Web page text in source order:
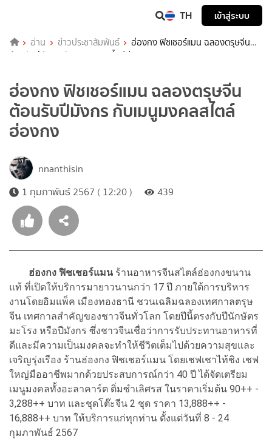
TH เข้าสู่ระบบ
อ่าน ข่าวประชาสัมพันธ์
ฮ่องกง ฟิชเชอร์แมน ฉลองตรุษจีน
ต้อนรับปีมังกร กับเมนูมงคลสไตล์ฮ่องกง
ฮ่องกง ฟิชเชอร์แมน ฉลองตรุษจีน
ต้อนรับปีมังกร กับเมนูมงคลสไตล์
ฮ่องกง
nnanthisin
1 กุมภาพันธ์ 2567 ( 12:20 )
439
ฮ่องกง ฟิชเชอร์แมนร้านอาหารจีนสไตล์ฮ่องกงขนาน
แท้ ที่เปิดให้บริการมายาวนานกว่า 17 ปี ภายใต้การบริหาร
งานโดยอิมแพ็ค เมืองทองธานี ชวนเฉลิมฉลองเทศกาลตรุษ
จีน เทศกาลสำคัญของชาวจีนทั่วโลก โดยปีนี้ตรงกับปีนักษัตร
มะโรง หรือปีมังกร ซึ่งชาวจีนเชื่อว่าการรับประทานอาหารที่
ดีและมีความเป็นมงคลจะทำให้ชีวิตเต็มไปด้วยความสุขและ
เจริญรุ่งเรือง ร้านฮ่องกง ฟิชเชอร์แมน โดยเชฟเชาไท้ชิง เชฟ
ใหญ่มืออาชีพมากด้วยประสบการณ์กว่า 40 ปี ได้จัดเตรียม
เมนูมงคลทั้งอะลาคาร์ต ติ่มซำเลิศรส ในราคาเริ่มต้น 90++ -
3,288++ บาท และชุดโต๊ะจีน 2 ชุด ราคา 13,888++ -
16,888++ บาท ให้บริการแก่ทุกท่าน ตั้งแต่วันที่ 8 - 24
กุมภาพันธ์ 2567